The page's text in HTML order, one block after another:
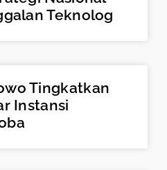
Teknolog
Tingkatkan
Instansi